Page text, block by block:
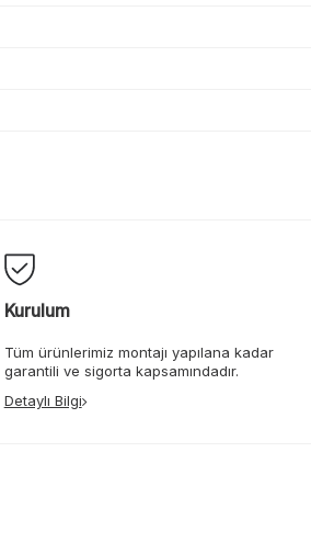
Kurulum
Tüm ürünlerimiz montajı yapılana kadar
garantili ve sigorta kapsamındadır.
Detaylı Bilgi